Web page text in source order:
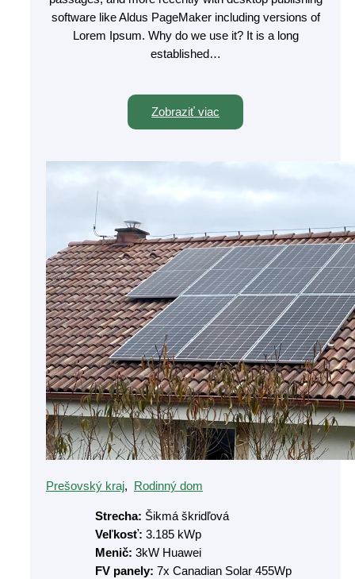
software like Aldus PageMaker including versions of
Lorem Ipsum. Why do we use it? It is a long
established…
Zobraziť viac
Prešovský kraj, Rodinný dom
Strecha: Šikmá škridľová
Veľkosť: 3.185 kWp
Menič: 3kW Huawei
FV panely: 7x Canadian Solar 455Wp